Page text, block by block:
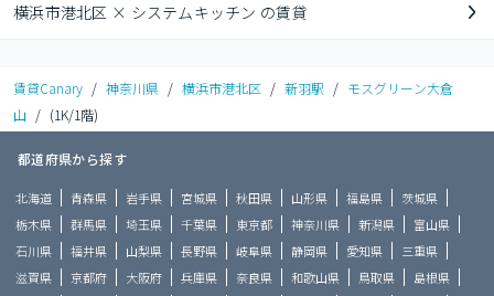
横浜市港北区 × システムキッチン の賃貸
賃貸Canary / 神奈川県 / 横浜市港北区 / 新羽駅 / モスグリーン大倉
山 / (1K/1階)
都道府県から探す
北海道 青森県 岩手県 宮城県 秋田県 山形県 福島県
茨城県
栃木県
群馬県 埼玉県 千葉県 東京都 神奈川県 新潟県
富山県
石川県
福井県 山梨県 長野県 岐阜県 静岡県 愛知県
三重県
滋賀県
京都府 大阪府 兵庫県 奈良県 和歌山県 鳥取県
島根県